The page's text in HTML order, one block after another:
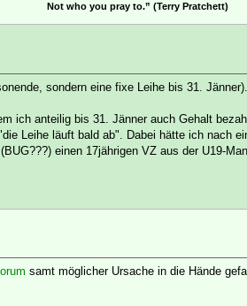
Not who you pray to.” (Terry Pratchett)
sondern eine fixe Leihe bis 31. Jänner).
ich anteilig bis 31. Jänner auch Gehalt
Leihe läuft bald ab". Dabei hätte ich nach
einen 17jährigen VZ aus der U19-
samt möglicher Ursache in die Hände